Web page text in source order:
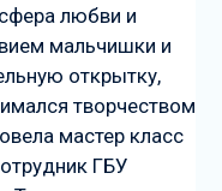
любви и
мальчишки и
открытку,
творчеством
мастер класс
ГБУ